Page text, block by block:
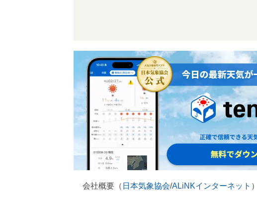
会社概要（ 日本気象協会/ALiNKインターネット ）